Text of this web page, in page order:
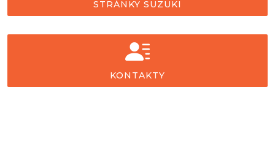
STRÁNKY SUZUKI
KONTAKTY